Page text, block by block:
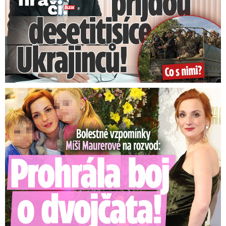
později Druhý chrám – z toho dnes zbývá jen
Zeď nářků.
Dvě desetiletí po vyhlášení státu Izrael (Arabové
svůj stát vedle naopak nezaložili) byl Jeruzalém
rozdělený, východní část ovládalo Jordánsko a
obvykle se počítá, že má být hlavním městem
samostatné Palestiny. V Šestidenní válce
v červnu 1967 Izrael tuto část města na
arabských nepřátelích dobyl, spolu se Západním
břehem Jordánu, Golanskými výšinami a
Sinajským poloostrovem. Sinaj jedinou Izrael
vrátil, když roku 1979 uzavřel s Egyptem mír.
Východní Jeruzalém a Golany jsou plně pod
Bolestné vzpomínky Míši Maurerové: Prohrála boj o dvojčata!